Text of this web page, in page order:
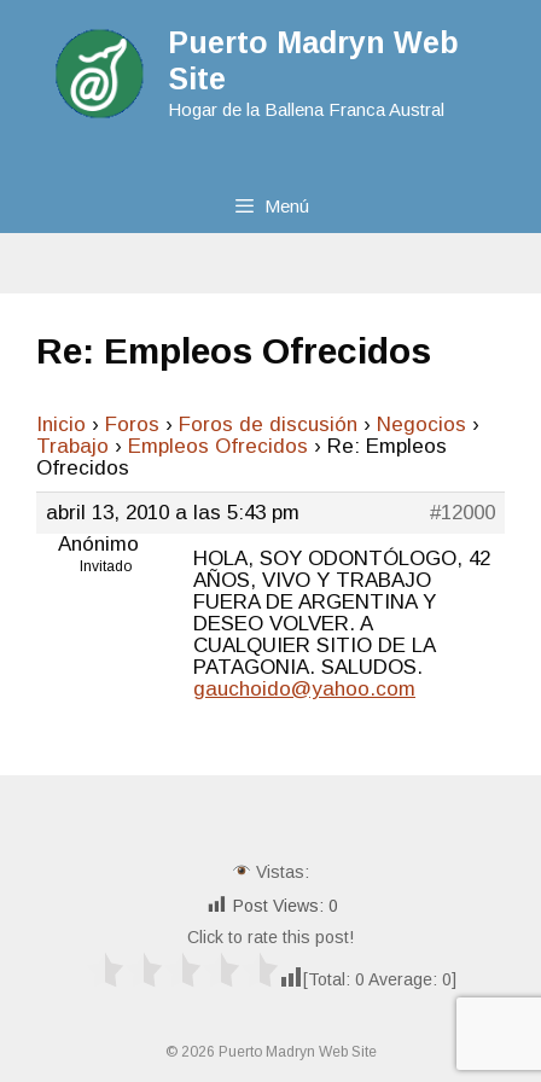
Puerto Madryn Web
Site
Hogar de la Ballena Franca Austral
Menú
Re: Empleos Ofrecidos
Inicio › Foros › Foros de discusión › Negocios ›
Trabajo › Empleos Ofrecidos › Re: Empleos
Ofrecidos
abril 13, 2010 a las 5:43 pm
#12000
Anónimo
Invitado
HOLA, SOY ODONTÓLOGO, 42
AÑOS, VIVO Y TRABAJO
FUERA DE ARGENTINA Y
DESEO VOLVER. A
CUALQUIER SITIO DE LA
PATAGONIA. SALUDOS.
gauchoido@yahoo.com
Vistas:
Post Views: 0
Click to rate this post!
[Total: 0 Average: 0]
© 2026 Puerto Madryn Web Site